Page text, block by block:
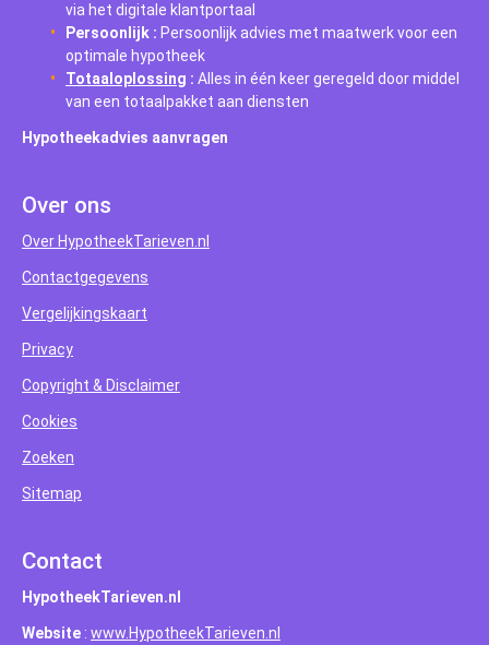
via het digitale klantportaal
Persoonlijk : Persoonlijk advies met maatwerk voor een
optimale hypotheek
Totaaloplossing : Alles in één keer geregeld door middel
van een totaalpakket aan diensten
Hypotheekadvies aanvragen
Over ons
Over HypotheekTarieven.nl
Contactgegevens
Vergelijkingskaart
Privacy
Copyright & Disclaimer
Cookies
Zoeken
Sitemap
Contact
HypotheekTarieven.nl
Website : www.HypotheekTarieven.nl